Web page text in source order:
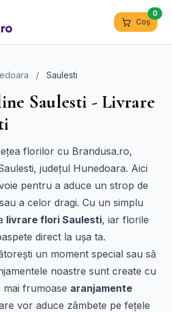
Coș
0
/ Saulesti
Saulesti - Livrare
florilor cu Brandusa.ro,
județul Hunedoara. Aici
pentru a aduce un strop de
a celor dragi. Cu un simplu
livrare flori Saulesti, iar florile
direct la ușa ta.
un moment special sau să
noastre sunt create cu
mai frumoase aranjamente
vor aduce zâmbete pe fețele